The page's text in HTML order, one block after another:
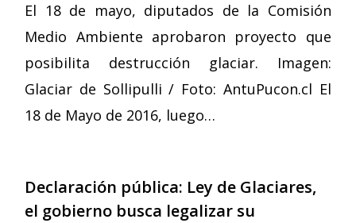
El 18 de mayo, diputados de la Comisión
Medio Ambiente aprobaron proyecto que
posibilita destrucción glaciar. Imagen:
Glaciar de Sollipulli / Foto: AntuPucon.cl El
18 de Mayo de 2016, luego…
Declaración pública: Ley de Glaciares,
el gobierno busca legalizar su